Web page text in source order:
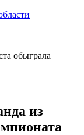
обыграла
из